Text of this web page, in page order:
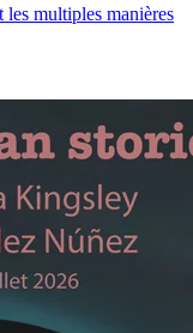
multiples manières